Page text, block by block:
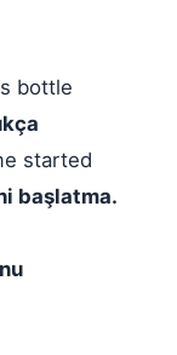
bottle
started
başlatma.